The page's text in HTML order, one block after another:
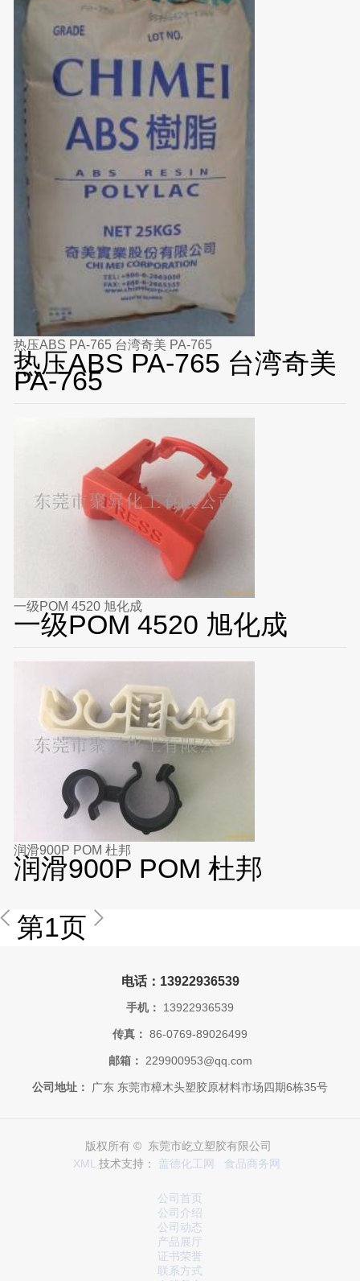
热压ABS PA-765 台湾奇美 PA-765
热压ABS PA-765 台湾奇美
PA-765
一级POM 4520 旭化成
一级POM 4520 旭化成
润滑900P POM 杜邦
润滑900P POM 杜邦
第1页
电话：13922936539
手机： 13922936539
传真： 86-0769-89026499
邮箱： 229900953@qq.com
公司地址： 广东 东莞市樟木头塑胶原材料市场四期6栋35号
版权所有 © 东莞市屹立塑胶有限公司
XML 技术支持： 盖德化工网 食品商务网
公司首页
公司介绍
公司动态
产品展厅
证书荣誉
联系方式